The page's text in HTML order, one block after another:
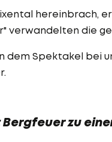
hereinbrach,
verwandelten die
dem Spektakel bei
zu